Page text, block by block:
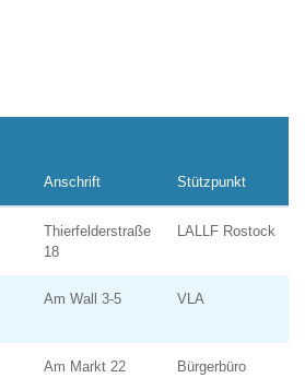
Anschrift Stützpunkt
Thierfelderstraße
18
LALLF Rostock
Am Wall 3-5 VLA
Am Markt 22 Bürgerbüro